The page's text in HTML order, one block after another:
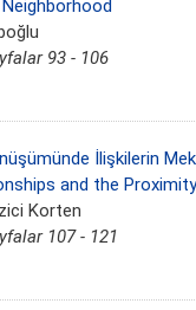
93 - 106
İlişkilerin
and the
Korten
107 - 121